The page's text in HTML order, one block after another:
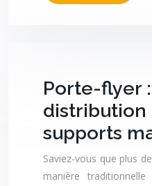
Porte-flyer
distribution
supports
Saviez-vous que plus
manière